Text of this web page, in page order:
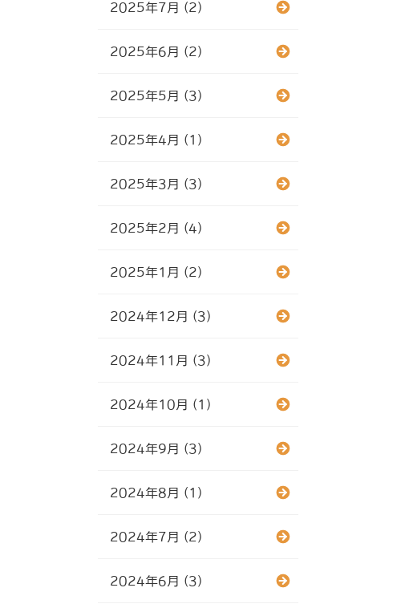
2025年7月 (2)
2025年6月 (2)
2025年5月 (3)
2025年4月 (1)
2025年3月 (3)
2025年2月 (4)
2025年1月 (2)
2024年12月 (3)
2024年11月 (3)
2024年10月 (1)
2024年9月 (3)
2024年8月 (1)
2024年7月 (2)
2024年6月 (3)